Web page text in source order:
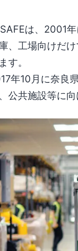
は、2001年
、工場向けだ
す。
年10月に奈良
公共施設等に